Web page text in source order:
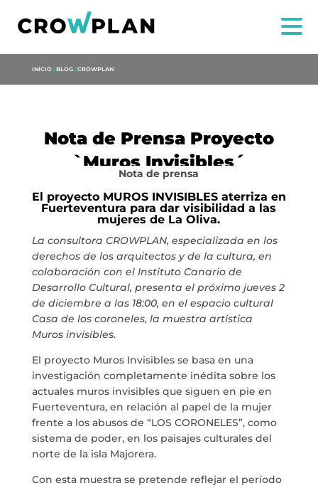
NOI
SERVIZI
MARIA ANCHIETA
BLOG
SPAZIO CULTURALE EL TANQUE
CONTATTO
INICIO | BLOG | CROWPLAN
Nota de Prensa Proyecto
`Muros Invisibles´
Nota de prensa
El proyecto MUROS INVISIBLES aterriza en
Fuerteventura para dar visibilidad a las
mujeres de La Oliva.
La consultora CROWPLAN, especializada en los
derechos de los arquitectos y de la cultura, en
colaboración con el Instituto Canario de
Desarrollo Cultural, presenta el próximo jueves 2
de diciembre a las 18:00, en el espacio cultural
Casa de los coroneles, la muestra artística
Muros invisibles.
El proyecto Muros Invisibles se basa en una
investigación completamente inédita sobre los
actuales muros invisibles que siguen en pie en
Fuerteventura, en relación al papel de la mujer
frente a los abusos de “LOS CORONELES”, como
sistema de poder, en los paisajes culturales del
norte de la isla Majorera.
Con esta muestra se pretende reflejar el período